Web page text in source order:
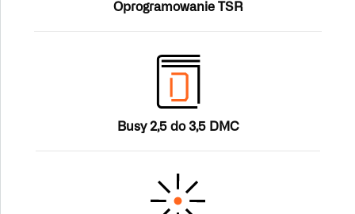
Oprogramowanie TSR
Busy 2,5 do 3,5 DMC